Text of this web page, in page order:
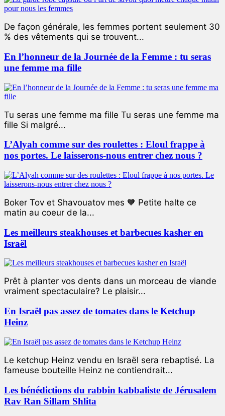
De façon générale, les femmes portent seulement 30
% des vêtements qui se trouvent...
En l’honneur de la Journée de la Femme : tu seras
une femme ma fille
Tu seras une femme ma fille Tu seras une femme ma
fille Si malgré...
L’Alyah comme sur des roulettes : Eloul frappe à
nos portes. Le laisserons-nous entrer chez nous ?
Boker Tov et Shavouatov mes 🧡 Petite halte ce
matin au coeur de la...
Les meilleurs steakhouses et barbecues kasher en
Israël
Prêt à planter vos dents dans un morceau de viande
vraiment spectaculaire? Le plaisir...
En Israël pas assez de tomates dans le Ketchup
Heinz
Le ketchup Heinz vendu en Israël sera rebaptisé. La
fameuse bouteille Heinz ne contiendrait...
Les bénédictions du rabbin kabbaliste de Jérusalem
Rav Ran Sillam Shlita